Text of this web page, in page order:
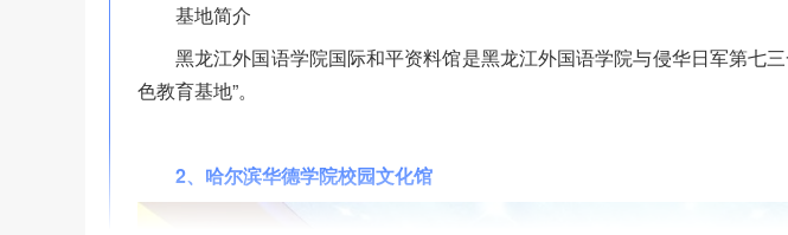
基地简介
黑龙江外国语学院国际和平资料馆是黑龙江外国语学院与侵华日军第七
色教育基地”。
2、哈尔滨华德学院校园文化馆